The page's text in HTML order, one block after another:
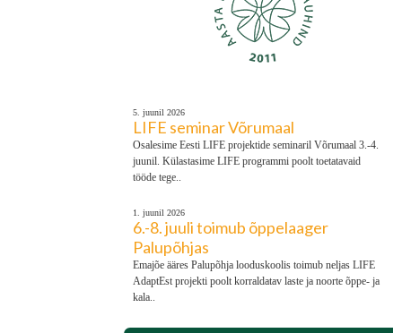
5. juunil 2026
LIFE seminar Võrumaal
Osalesime Eesti LIFE projektide seminaril Võrumaal 3.-4.
juunil. Külastasime LIFE programmi poolt toetatavaid
tööde tege..
1. juunil 2026
6.-8. juuli toimub õppelaager
Palupõhjas
Emajõe ääres Palupõhja looduskoolis toimub neljas LIFE
AdaptEst projekti poolt korraldatav laste ja noorte õppe- ja
kala..